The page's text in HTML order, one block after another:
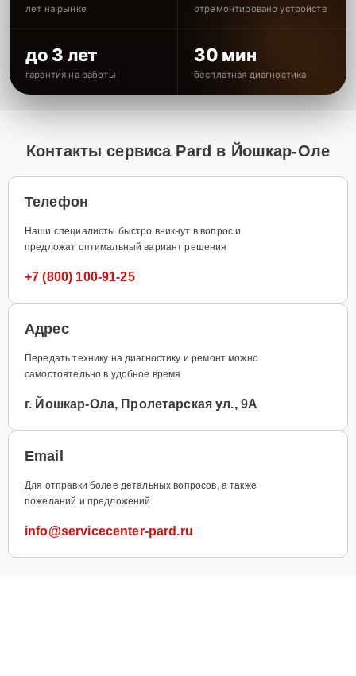
лет на рынке отремонтировано устройств
до 3 лет
гарантия на работы
30 мин
бесплатная диагностика
Контакты сервиса Pard в Йошкар-Оле
Телефон
Наши специалисты быстро вникнут в вопрос и
предложат оптимальный вариант решения
+7 (800) 100-91-25
Адрес
Передать технику на диагностику и ремонт можно
самостоятельно в удобное время
г. Йошкар-Ола, Пролетарская ул., 9А
Email
Для отправки более детальных вопросов, а также
пожеланий и предложений
info@servicecenter-pard.ru